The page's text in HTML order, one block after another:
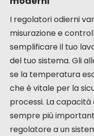
I regolatori odierni
misurazione e
semplificare il tuo
del tuo sistema. Gli
se la temperatura
che è vitale per la
processi. La
sempre più
regolatore a un